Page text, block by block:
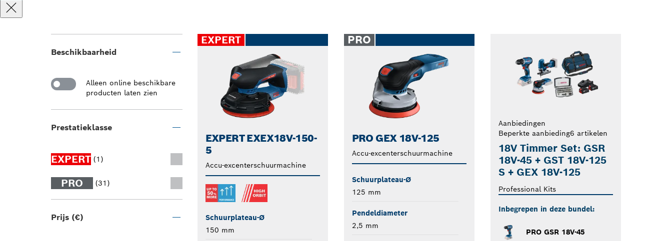
Beschikbaarheid
Alleen online beschikbare
producten laten zien
Prestatieklasse
EXPERT (1)
PRO (31)
Prijs (€)
EXPERT
EXPERT EXEX18V-150-
5
Accu-excenterschuurmachine
Schuurplateau-Ø
150 mm
PRO
PRO GEX 18V-125
Accu-excenterschuurmachine
Schuurplateau-Ø
125 mm
Pendeldiameter
2,5 mm
Aanbiedingen
Beperkte aanbieding6 artikelen
18V Timmer Set: GSR
18V-45 + GST 18V-125
S + GEX 18V-125
Professional Kits
Inbegrepen in deze bundel:
PRO GSR 18V-45